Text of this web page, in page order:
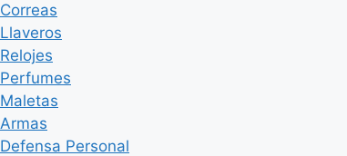
Correas
Llaveros
Relojes
Perfumes
Maletas
Armas
Defensa Personal